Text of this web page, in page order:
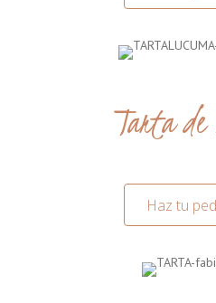
Tarta de
Haz tu